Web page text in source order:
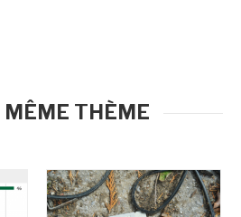
MÊME THÈME